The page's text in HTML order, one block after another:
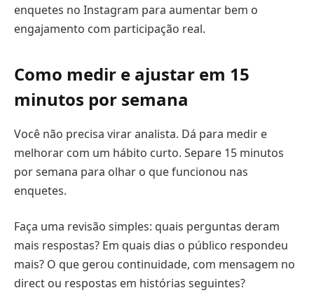
enquetes no Instagram para aumentar bem o
engajamento com participação real.
Como medir e ajustar em 15
minutos por semana
Você não precisa virar analista. Dá para medir e
melhorar com um hábito curto. Separe 15 minutos
por semana para olhar o que funcionou nas
enquetes.
Faça uma revisão simples: quais perguntas deram
mais respostas? Em quais dias o público respondeu
mais? O que gerou continuidade, com mensagem no
direct ou respostas em histórias seguintes?